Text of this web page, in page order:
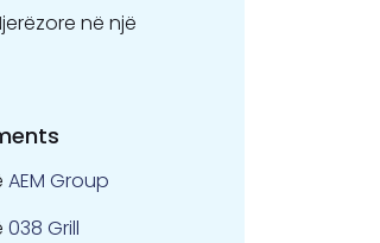
në një
AEM Group
038 Grill